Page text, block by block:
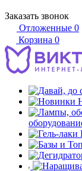
Заказать звонок
Отложенные 0
Корзина 0